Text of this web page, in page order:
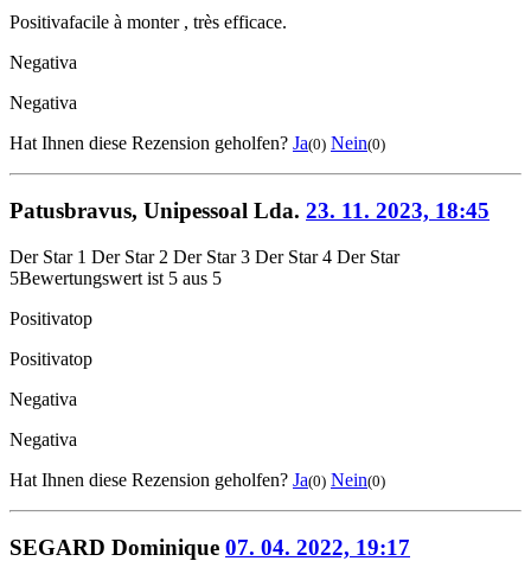
Positivafacile à monter , très efficace.
Negativa
Negativa
Hat Ihnen diese Rezension geholfen? Ja(0) Nein(0)
Patusbravus, Unipessoal Lda. 23. 11. 2023, 18:45
Der Star 1 Der Star 2 Der Star 3 Der Star 4 Der Star
5Bewertungswert ist 5 aus 5
Positivatop
Positivatop
Negativa
Negativa
Hat Ihnen diese Rezension geholfen? Ja(0) Nein(0)
SEGARD Dominique 07. 04. 2022, 19:17